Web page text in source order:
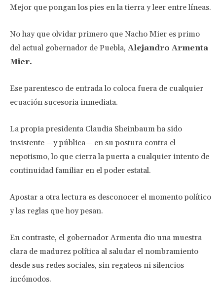
Mejor que pongan los pies en la tierra y leer entre líneas.
No hay que olvidar primero que Nacho Mier es primo
del actual gobernador de Puebla, Alejandro Armenta
Mier.
Ese parentesco de entrada lo coloca fuera de cualquier
ecuación sucesoria inmediata.
La propia presidenta Claudia Sheinbaum ha sido
insistente —y pública— en su postura contra el
nepotismo, lo que cierra la puerta a cualquier intento de
continuidad familiar en el poder estatal.
Apostar a otra lectura es desconocer el momento político
y las reglas que hoy pesan.
En contraste, el gobernador Armenta dio una muestra
clara de madurez política al saludar el nombramiento
desde sus redes sociales, sin regateos ni silencios
incómodos.